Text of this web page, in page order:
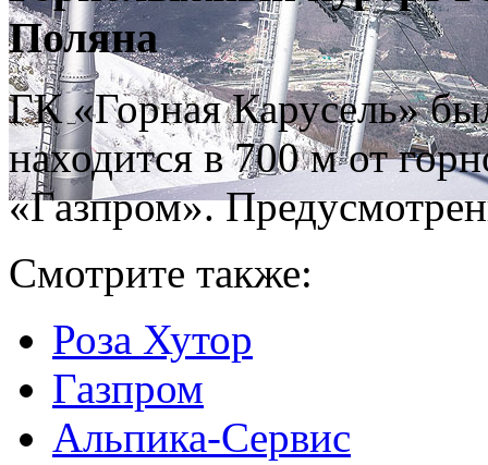
Поляна
ГК «Горная Карусель»
находится в 700 м от
«Газпром».
Смотрите также:
Роза Хутор
Газпром
Альпика-Сервис